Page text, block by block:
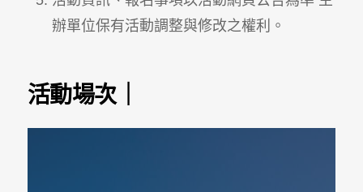
辦單位保有活動調整與修改之權利。
活動場次｜